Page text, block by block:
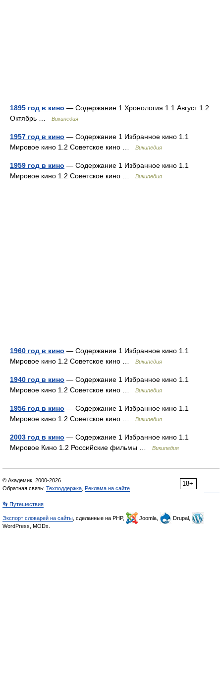
1895 год в кино — Содержание 1 Хронология 1.1 Август 1.2
Октябрь …
Википедия
1957 год в кино — Содержание 1 Избранное кино 1.1
Мировое кино 1.2 Советское кино …
Википедия
1959 год в кино — Содержание 1 Избранное кино 1.1
Мировое кино 1.2 Советское кино …
Википедия
1960 год в кино — Содержание 1 Избранное кино 1.1
Мировое кино 1.2 Советское кино …
Википедия
1940 год в кино — Содержание 1 Избранное кино 1.1
Мировое кино 1.2 Советское кино …
Википедия
1956 год в кино — Содержание 1 Избранное кино 1.1
Мировое кино 1.2 Советское кино …
Википедия
2003 год в кино — Содержание 1 Избранное кино 1.1
Мировое Кино 1.2 Российские фильмы …
Википедия
18+
© Академик, 2000-2026
Обратная связь: Техподдержка Реклама на сайте
👣 Путешествия
Экспорт словарей на сайты , сделанные на PHP, Joomla,
Drupal,
WordPress, MODx.